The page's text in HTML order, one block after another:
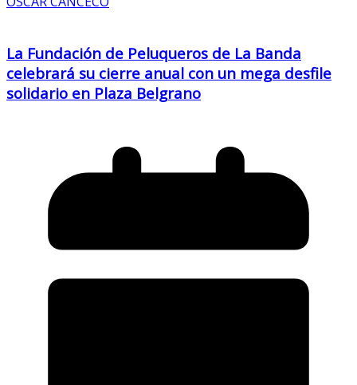
La Fundación de Peluqueros de La Banda
celebrará su cierre anual con un mega desfile
solidario en Plaza Belgrano